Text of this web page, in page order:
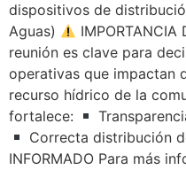
dispositivos de
Aguas)
IMPORTANCIA
reunión es clave para
operativas que impactan
recurso hídrico de la
fortalece:
Correcta distribución
INFORMADO Para más